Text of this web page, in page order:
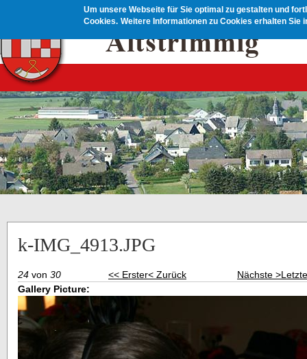
Um unsere Webseite für Sie optimal zu gestalten und
Cookies. Weitere Informationen zu Cookies erhalten Sie
k-IMG_4913.JPG
24 von 30 << Erster< Zurück Nächste >
Gallery Picture: